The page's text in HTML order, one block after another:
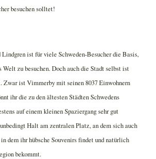
besuchen solltet!
ist für viele Schweden-Besucher die Basis,
zu besuchen. Doch auch die Stadt selbst ist
ist Vimmerby mit seinen 8037 Einwohnern
ihr die zu den ältesten Städten Schwedens
auf einem kleinen Spaziergang sehr gut
Halt am zentralen Platz, an dem sich auch
dem ihr hübsche Souvenirs findet und natürlich
bekommt.